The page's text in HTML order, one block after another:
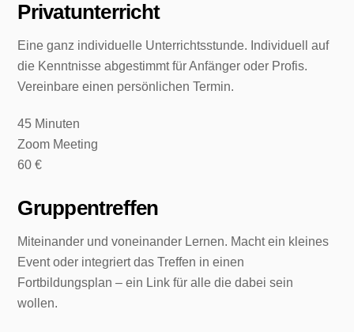
Privatunterricht
Eine ganz individuelle Unterrichtsstunde. Individuell auf
die Kenntnisse abgestimmt für Anfänger oder Profis.
Vereinbare einen persönlichen Termin.
45 Minuten
Zoom Meeting
60 €
Gruppentreffen
Miteinander und voneinander Lernen. Macht ein kleines
Event oder integriert das Treffen in einen
Fortbildungsplan – ein Link für alle die dabei sein
wollen.